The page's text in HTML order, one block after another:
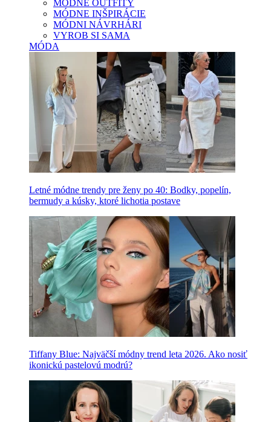
MÓDNE OUTFITY
MÓDNE INŠPIRÁCIE
MÓDNI NÁVRHÁRI
VYROB SI SAMA
MÓDA
Letné módne trendy pre ženy po 40: Bodky, popelín,
bermudy a kúsky, ktoré lichotia postave
Tiffany Blue: Najväčší módny trend leta 2026. Ako nosiť
ikonickú pastelovú modrú?